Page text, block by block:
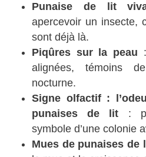
Punaise de lit
apercevoir un insecte,
sont déjà là.
Piqûres sur la peau
alignées, témoins
nocturne.
Signe olfactif :
punaises de lit :
symbole d’une colonie
Mues de punaises de